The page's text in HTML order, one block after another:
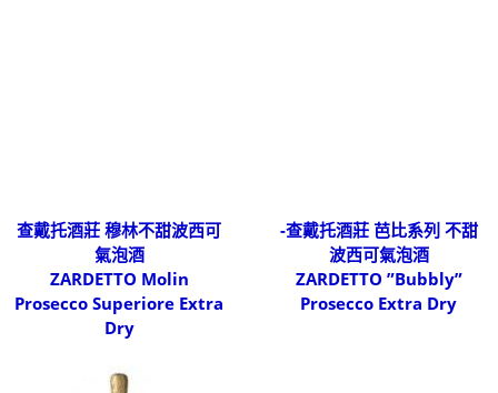
查戴托酒莊 穆林不甜波西可
氣泡酒
ZARDETTO Molin
Prosecco Superiore Extra
Dry
-查戴托酒莊 芭比系列 不甜
波西可氣泡酒
ZARDETTO ”Bubbly”
Prosecco Extra Dry